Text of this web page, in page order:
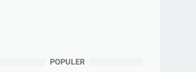
POPULER